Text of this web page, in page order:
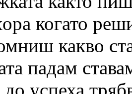
когато
какво
падам